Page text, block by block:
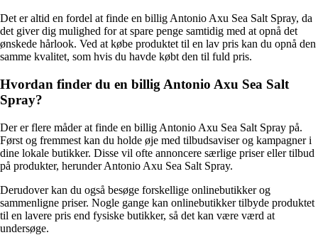
Det er altid en fordel at finde en billig Antonio Axu Sea Salt Spray, da
det giver dig mulighed for at spare penge samtidig med at opnå det
ønskede hårlook. Ved at købe produktet til en lav pris kan du opnå den
samme kvalitet, som hvis du havde købt den til fuld pris.
Hvordan finder du en billig Antonio Axu Sea Salt
Spray?
Der er flere måder at finde en billig Antonio Axu Sea Salt Spray på.
Først og fremmest kan du holde øje med tilbudsaviser og kampagner i
dine lokale butikker. Disse vil ofte annoncere særlige priser eller tilbud
på produkter, herunder Antonio Axu Sea Salt Spray.
Derudover kan du også besøge forskellige onlinebutikker og
sammenligne priser. Nogle gange kan onlinebutikker tilbyde produktet
til en lavere pris end fysiske butikker, så det kan være værd at
undersøge.